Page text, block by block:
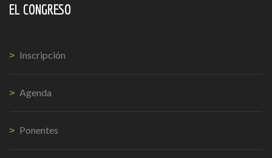
EL CONGRESO
Inscripción
Agenda
Ponentes